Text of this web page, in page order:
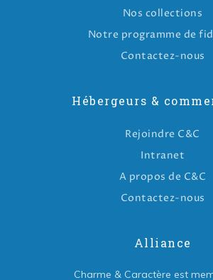
Nos collections
Notre programme de
Contactez-nous
Hébergeurs &
Rejoindre C&C
Intranet
A propos de C&C
Contactez-nous
Alliance
Charme & Caractère est